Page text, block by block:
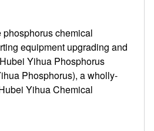
phosphorus chemical
equipment upgrading and
Yihua Phosphorus
Phosphorus), a wholly-
Yihua Chemical